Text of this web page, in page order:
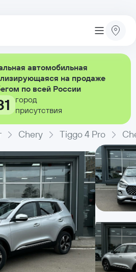
автомобильная
на продаже
по всей России
город
присутствия
Chery Tiggo 4 Pro